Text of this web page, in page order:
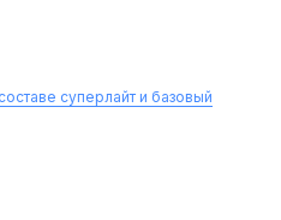
суперлайт и базовый